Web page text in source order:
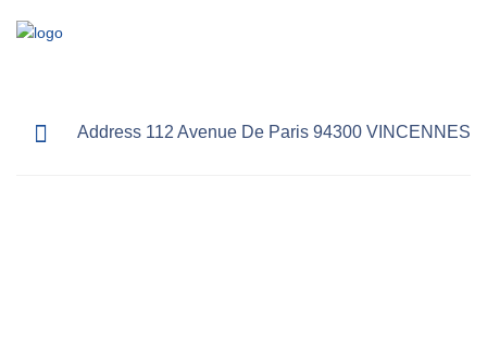
Address 112 Avenue De Paris 94300 VINCENNES